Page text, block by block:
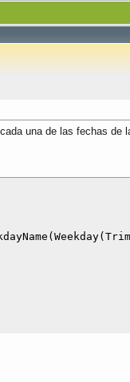
una de las fechas de